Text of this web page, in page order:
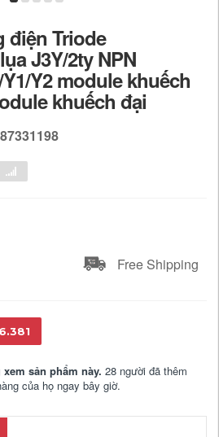
điện Triode
J3Y/2ty NPN
Y1/Y2 module khuếch
khuếch đại
Free Shipping
sản phẩm này. 28 người đã thêm
của họ ngay bây giờ.